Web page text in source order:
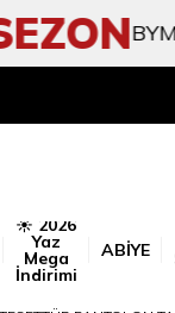
BYM
☀️ 2026
Yaz
Mega
İndirimi
ABİYE